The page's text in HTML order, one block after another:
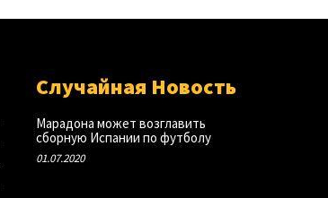
Случайная Новость
Марадона может возглавить
сборную Испании по футболу
01.07.2020